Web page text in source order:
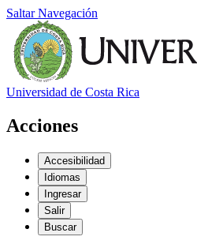
Saltar Navegación
Universidad de Costa Rica
Acciones
Accesibilidad
Idiomas
Ingresar
Salir
Buscar